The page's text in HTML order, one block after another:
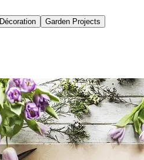
Décoration
Garden Projects